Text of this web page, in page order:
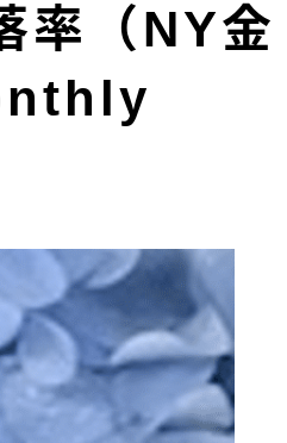
率（NY